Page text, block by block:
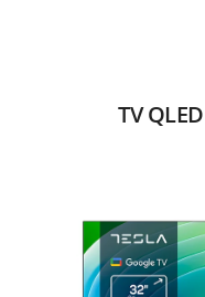
TV